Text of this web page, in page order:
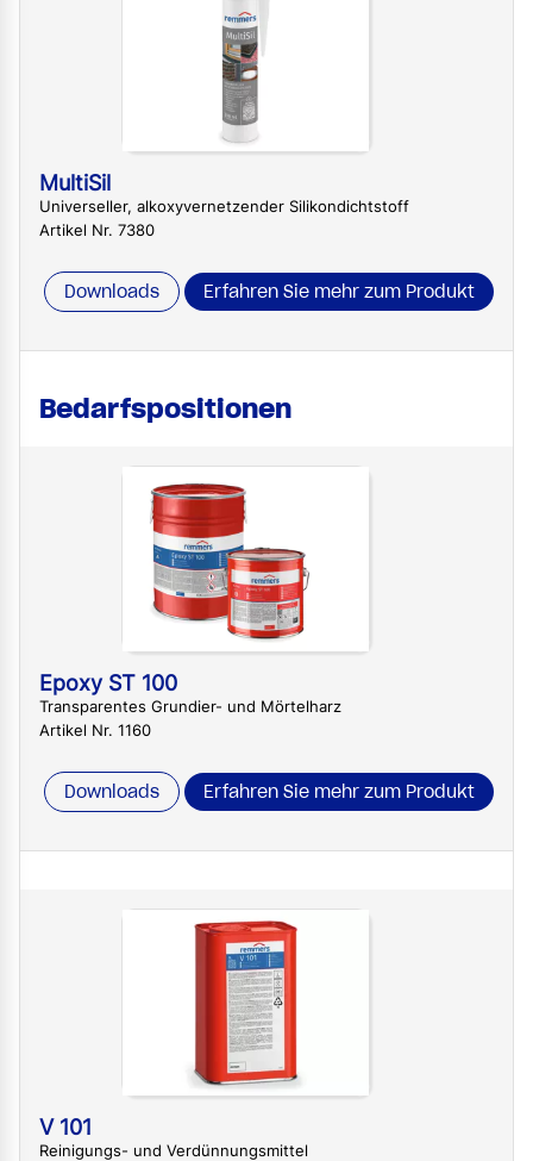
MultiSil
Universeller, alkoxyvernetzender Silikondichtstoff
Artikel Nr. 7380
Downloads Erfahren Sie mehr zum Produkt
Bedarfspositionen
Epoxy ST 100
Transparentes Grundier- und Mörtelharz
Artikel Nr. 1160
Downloads Erfahren Sie mehr zum Produkt
V 101
Reinigungs- und Verdünnungsmittel